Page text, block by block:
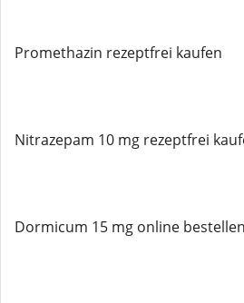
Promethazin rezeptfrei kaufen
Nitrazepam 10 mg rezeptfrei
Dormicum 15 mg online bestellen